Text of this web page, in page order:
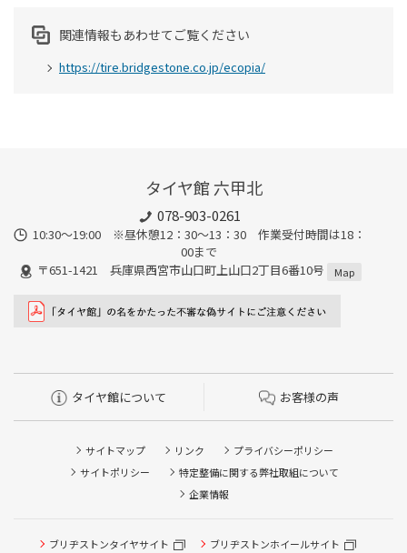
関連情報もあわせてご覧ください
https://tire.bridgestone.co.jp/ecopia/
タイヤ館 六甲北
078-903-0261
10:30～19:00 ※昼休憩12：30～13：30 作業受付時間は18：
00まで
〒651-1421 兵庫県西宮市山口町上山口2丁目6番10号
Map
タイヤ館について お客様の声
サイトマップ リンク
プライバシーポリシー
サイトポリシー
特定整備に関する弊社取組について
企業情報
ブリヂストンタイヤサイト ブリヂストンホイールサイト
タイヤ点検・安全点検/タイヤ履き替え/オイル交換/その他